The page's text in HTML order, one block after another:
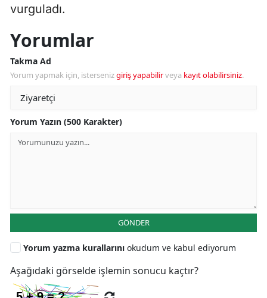
vurguladı.
Yorumlar
Takma Ad
Yorum yapmak için, istersenizgiriş yapabilirveya kayıt olabilirsiniz.
Yorum Yazın (500 Karakter)
GÖNDER
Yorum yazma kurallarını okudum ve kabul ediyorum
Aşağıdaki görselde işlemin sonucu kaçtır?